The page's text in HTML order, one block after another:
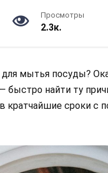
Просмотры
2.3к.
мытья посуды?
найти ту
кратчайшие сроки